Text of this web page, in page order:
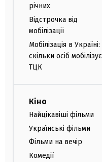
річних
Відстрочка від
мобілізації
Мобілізація в Україні:
скільки осіб мобілізує
ТЦК
Кіно
Найцікавіші фільми
Українські фільми
Фільми на вечір
Комедії